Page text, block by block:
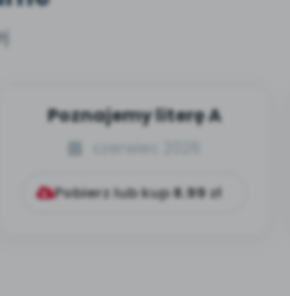
Poznajemy literę A
Pobierz lub kup8.99zł